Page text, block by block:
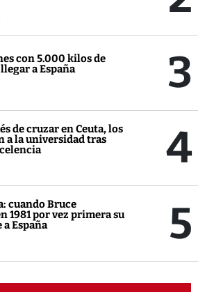
con 5.000 kilos de
a España
3
de cruzar en Ceuta, los
a la universidad tras
4
cuando Bruce
1981 por vez primera su
España
5